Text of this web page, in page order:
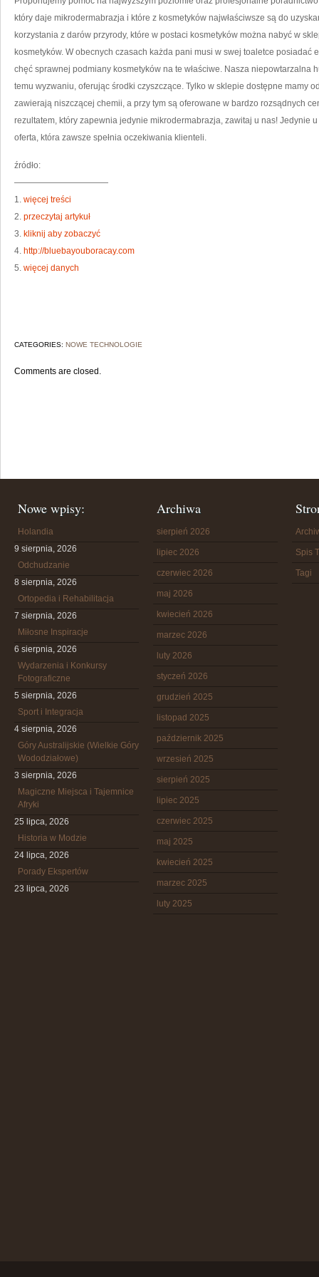
który daje mikrodermabrazja i które z kosmetyków najwłaściwsze są do
korzystania z darów przyrody, które w postaci kosmetyków można nabyć w
kosmetyków. W obecnych czasach każda pani musi w swej toaletce
chęć sprawnej podmiany kosmetyków na te właściwe. Nasza niepowtarzalna
temu wyzwaniu, oferując środki czyszczące. Tylko w sklepie dostępne mamy
zawierają niszczącej chemii, a przy tym są oferowane w bardzo rozsądnych
rezultatem, który zapewnia jedynie mikrodermabrazja, zawitaj u nas! Jedynie
oferta, która zawsze spełnia oczekiwania klienteli.
źródło:
———————————
1. więcej treści
2. przeczytaj artykuł
3. kliknij aby zobaczyć
4. http://bluebayouboracay.com
5. więcej danych
CATEGORIES: NOWE TECHNOLOGIE
Comments are closed.
Nowe wpisy:
Holandia
9 sierpnia, 2026
Odchudzanie
8 sierpnia, 2026
Ortopedia i Rehabilitacja
7 sierpnia, 2026
Miłosne Inspiracje
6 sierpnia, 2026
Wydarzenia i Konkursy
Fotograficzne
5 sierpnia, 2026
Sport i Integracja
4 sierpnia, 2026
Góry Australijskie (Wielkie Góry
Wododziałowe)
3 sierpnia, 2026
Magiczne Miejsca i Tajemnice
Afryki
25 lipca, 2026
Historia w Modzie
24 lipca, 2026
Porady Ekspertów
23 lipca, 2026
Archiwa
sierpień 2026
lipiec 2026
czerwiec 2026
maj 2026
kwiecień 2026
marzec 2026
luty 2026
styczeń 2026
grudzień 2025
listopad 2025
październik 2025
wrzesień 2025
sierpień 2025
lipiec 2025
czerwiec 2025
maj 2025
kwiecień 2025
marzec 2025
luty 2025
Spis
Tagi